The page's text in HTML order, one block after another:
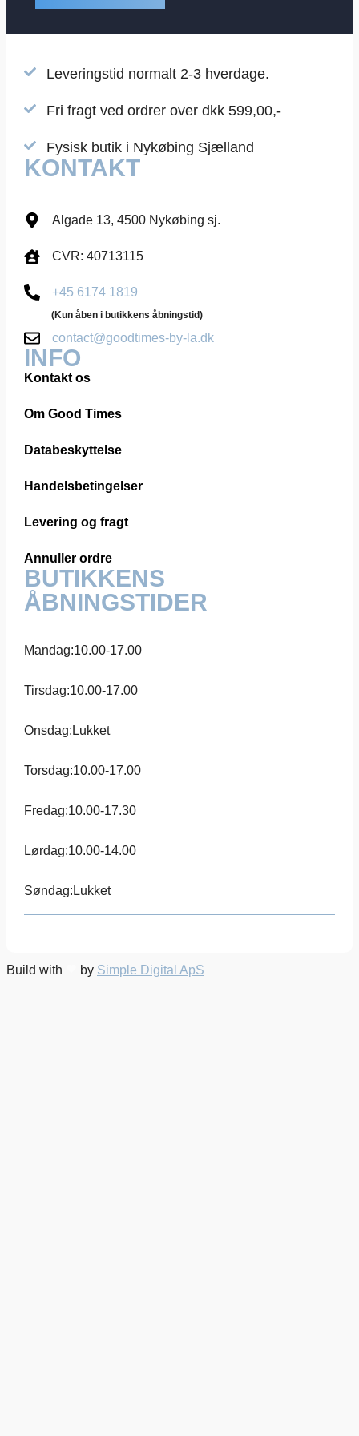
Leveringstid normalt 2-3 hverdage.
Fri fragt ved ordrer over dkk 599,00,-
Fysisk butik i Nykøbing Sjælland
KONTAKT
Algade 13, 4500 Nykøbing sj.
CVR: 40713115
+45 6174 1819
(Kun åben i butikkens åbningstid)
contact@goodtimes-by-la.dk
INFO
Kontakt os
Om Good Times
Databeskyttelse
Handelsbetingelser
Levering og fragt
Annuller ordre
BUTIKKENS
ÅBNINGSTIDER
Mandag:10.00-17.00
Tirsdag:10.00-17.00
Onsdag: Lukket
Torsdag:10.00-17.00
Fredag:10.00-17.30
Lørdag:10.00-14.00
Søndag: Lukket
Build with by Simple Digital ApS